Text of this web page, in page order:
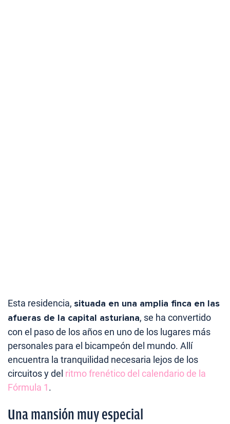
Esta residencia, situada en una amplia finca en las
afueras de la capital asturiana, se ha convertido
con el paso de los años en uno de los lugares más
personales para el bicampeón del mundo. Allí
encuentra la tranquilidad necesaria lejos de los
circuitos y del ritmo frenético del calendario de la
Fórmula 1.
Una mansión muy especial